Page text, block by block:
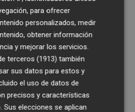
para ofrecer
personalizados, medir
obtener información
y mejorar los servicios.
terceros (1913) también
sus datos para estos y
el uso de datos de
precisos y características
Sus elecciones se aplican